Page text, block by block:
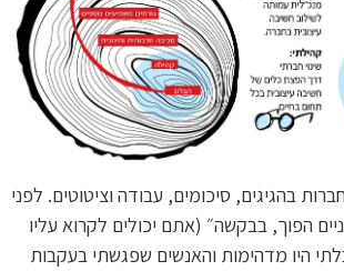
בהגיגים, סיכומים, עבודה וציטוטים. לפני
הפוך, בבקשה״ (אתם יכולים לקרוא עליו
היו מדהימות והאנשים שפגשתי בעקבות